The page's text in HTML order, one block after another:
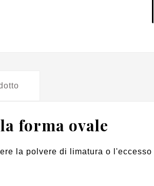
forma ovale
la polvere di limatura o